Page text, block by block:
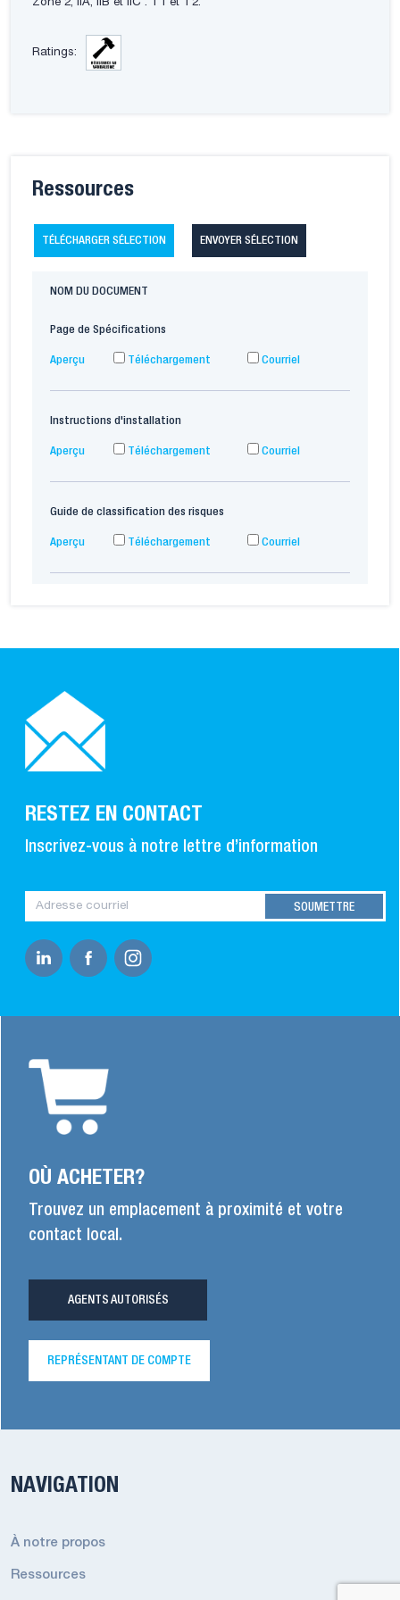
Zone 2, IIA, IIB et IIC : T1 et T2.
Ratings:
Ressources
TÉLÉCHARGER SÉLECTION ENVOYER SÉLECTION
NOM DU DOCUMENT
Page de Spécifications
Aperçu Téléchargement Courriel
Instructions d'installation
Aperçu Téléchargement Courriel
Guide de classification des risques
Aperçu Téléchargement Courriel
RESTEZ EN CONTACT
Inscrivez-vous à notre lettre d’information
OÙ ACHETER?
Trouvez un emplacement à proximité et votre
contact local.
AGENTS AUTORISÉS
REPRÉSENTANT DE COMPTE
NAVIGATION
À notre propos
Ressources